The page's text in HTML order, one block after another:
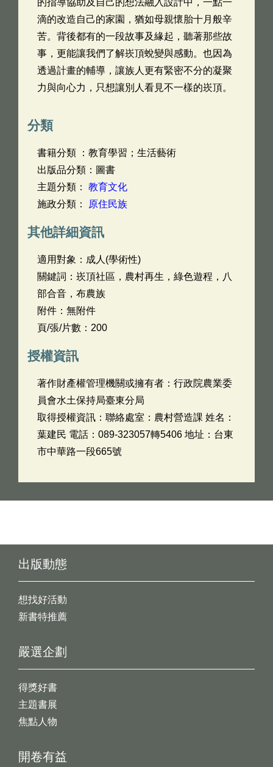
的指導協助及自己的想法融入設計中，一點一
滴的改造自己的家園，猶如母親懷胎十月般辛
苦。背後都有的一段故事及緣起，聽著那些故
事，更能讓我們了解崁頂蛻變與感動。也因為
透過計畫的輔導，讓族人更有緊密不分的凝聚
力與向心力，只想讓別人看見不一樣的崁頂。
分類
書籍分類 ：教育學習；生活藝術
出版品分類：圖書
主題分類： 教育文化
施政分類：
原住民族
其他詳細資訊
適用對象：成人(學術性)
關鍵詞：崁頂社區，農村再生，綠色遊程，八
部合音，布農族
附件：無附件
頁/張/片數：200
授權資訊
著作財產權管理機關或擁有者：行政院農業委
員會水土保持局臺東分局
取得授權資訊：聯絡處室：農村營造課 姓名：
葉建民 電話：089-323057轉5406 地址：台東
市中華路一段665號
出版動態
想找好活動
新書特推薦
開卷有益
嚴選企劃
得獎好書
主題書展
焦點人物